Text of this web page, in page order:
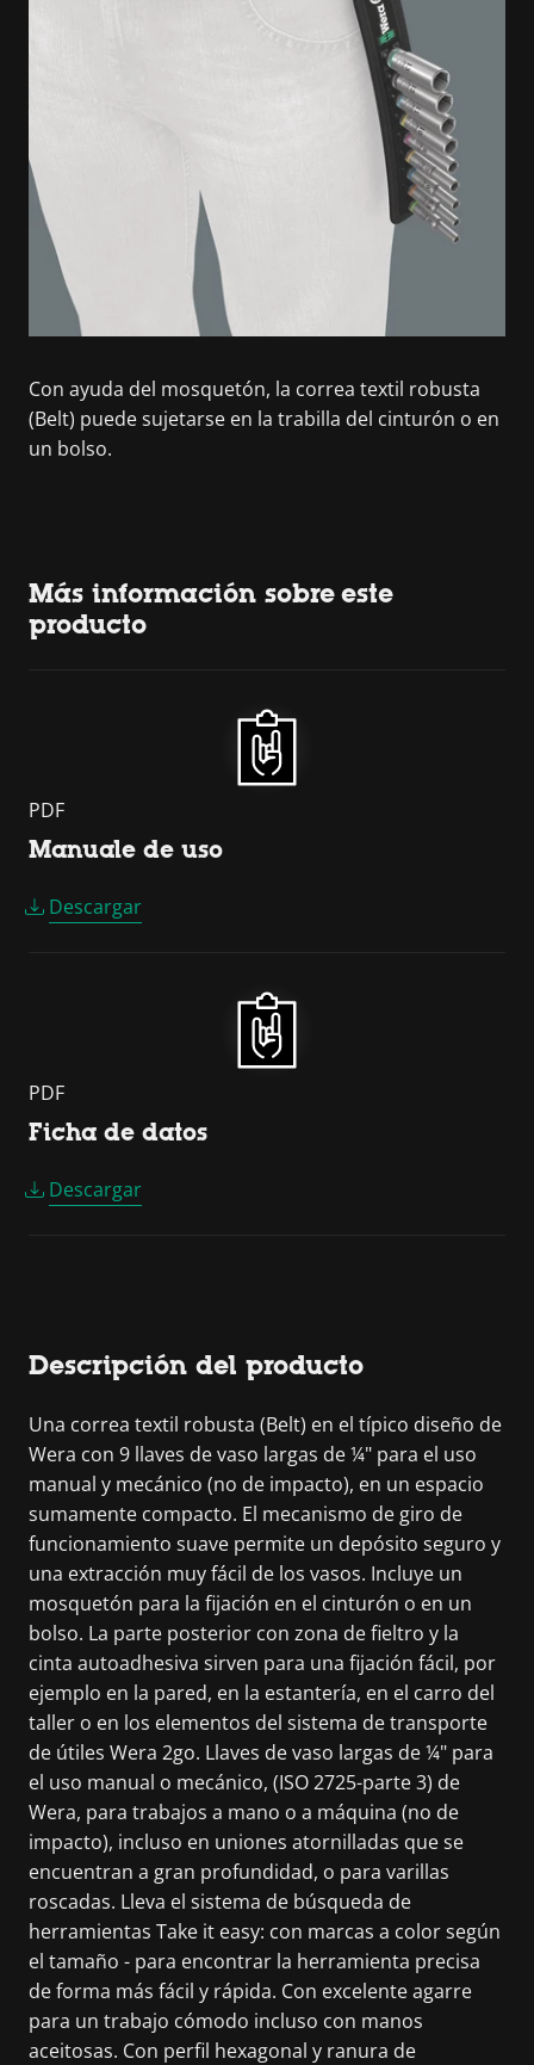
Con ayuda del mosquetón, la correa textil robusta
(Belt) puede sujetarse en la trabilla del cinturón o en
un bolso.
Más información sobre este
producto
PDF
Manuale de uso
Descargar
PDF
Ficha de datos
Descargar
Descripción del producto
Una correa textil robusta (Belt) en el típico diseño de
Wera con 9 llaves de vaso largas de ¼" para el uso
manual y mecánico (no de impacto), en un espacio
sumamente compacto. El mecanismo de giro de
funcionamiento suave permite un depósito seguro y
una extracción muy fácil de los vasos. Incluye un
mosquetón para la fijación en el cinturón o en un
bolso. La parte posterior con zona de fieltro y la
cinta autoadhesiva sirven para una fijación fácil, por
ejemplo en la pared, en la estantería, en el carro del
taller o en los elementos del sistema de transporte
de útiles Wera 2go. Llaves de vaso largas de ¼" para
el uso manual o mecánico, (ISO 2725-parte 3) de
Wera, para trabajos a mano o a máquina (no de
impacto), incluso en uniones atornilladas que se
encuentran a gran profundidad, o para varillas
roscadas. Lleva el sistema de búsqueda de
herramientas Take it easy: con marcas a color según
el tamaño - para encontrar la herramienta precisa
de forma más fácil y rápida. Con excelente agarre
para un trabajo cómodo incluso con manos
aceitosas. Con perfil hexagonal y ranura de